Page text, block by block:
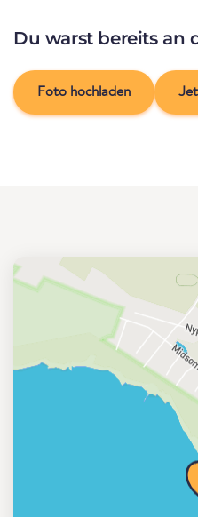
Du warst bereits an
Foto hochladen